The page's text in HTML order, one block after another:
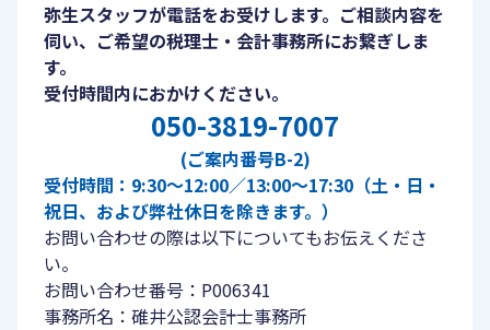
弥生スタッフが電話をお受けします。ご相談内容を
伺い、ご希望の税理士・会計事務所にお繋ぎしま
す。
受付時間内におかけください。
050-3819-7007
(ご案内番号B-2)
受付時間：9:30〜12:00／13:00〜17:30（土・日・
祝日、および弊社休日を除きます。）
お問い合わせの際は以下についてもお伝えくださ
い。
お問い合わせ番号：P006341
事務所名：碓井公認会計士事務所